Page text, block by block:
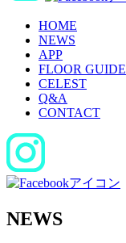
HOME
NEWS
APP
FLOOR GUIDE
CELEST
Q&A
CONTACT
NEWS